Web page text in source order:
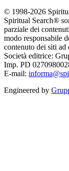
© 1998-2026
Spiritual Search®
parziale dei
modo responsabile
contenuto dei siti ad
Società editrice:
Imp. PD
E-mail:
Engineered by